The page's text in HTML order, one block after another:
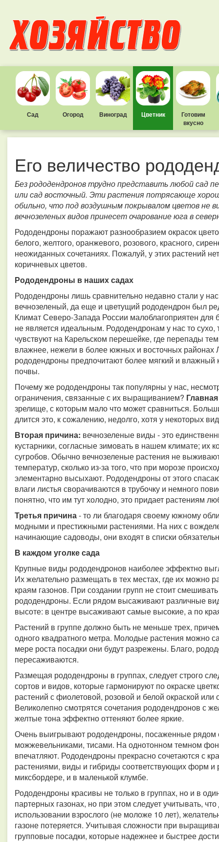
Сад Огород Виноград Цветник
Готовим
вкусно
Его величество
Без рододендронов трудно представить любой сад
или сад восточный. Эти растения потрясающе
обильно, что под воздушным покрывалом цветов не
вечнозеленых видов принесет очарование юга в
Рододендроны поражают разнообразием окрасок
белого, желтого, оранжевого, розового, красного,
неожиданных сочетаниях. Пожалуй, у этих растений
коричневых цветов.
Рододендроны в наших садах
Рододендроны лишь сравнительно недавно стали у
вечнозеленый, да еще и цветущий рододендрон был
Климат Северо-Запада России малоблагоприятен для
не является идеальным. Рододендронам у нас то
чувствуют на Карельском перешейке, где перепады
влажнее, нежели в более южных и восточных районах
рододендроны предпочитают более мягкий и влажный
почвы.
Почему же рододендроны так популярны у нас,
ограничения, связанные с их выращиванием?
зрелище, с которым мало что может сравниться.
длится это, к сожалению, недолго, хотя у некоторых
Вторая причина: вечнозеленые виды - это
кустарники, согласные зимовать в нашем климате; их
сугробов. Обычно вечнозеленые растения не
температур, сколько из-за того, что при морозе
элементарно высыхают. Рододендроны от этого
влаги листья сворачиваются в трубочку и немного
понятно, что им тут холодно, это придает растениям
Третья причина- то ли благодаря своему южному
модными и престижными растениями. На них с
начинающие садоводы, они входят в списки
В каждом уголке сада
Крупные виды рододендронов наиболее эффектно
Их желательно размещать в тех местах, где их можно
краям газонов. При создании групп не стоит
рододендроны. Если рядом высаживают различные
высоте: в центре высаживают самые высокие, а по
Растений в группе должно быть не меньше трех,
одного квадратного метра. Молодые растения можно
мере роста посадки они будут разрежены. Благо,
пересаживаются.
Размещая рододендроны в группах, следует строго
сортов и видов, которые гармонируют по окраске
растений с фиолетовой, розовой и белой окраской
Великолепно смотрятся сочетания рододендронов с
желтые тона эффектно оттеняют более яркие.
Очень выигрывают рододендроны, посаженные рядом
можжевельниками, тисами. На однотонном темном
впечатляют. Рододендроны прекрасно сочетаются с
растениями, виды и гибриды соответствующих форм
миксбордере, и в маленькой клумбе.
Рододендроны красивы не только в группах, но и в
партерных газонах, но при этом следует учитывать,
использовании взрослого (не моложе 10 лет),
газоне потеряется. Учитывая сложности при
групповые посадки, которые надежнее и быстрее